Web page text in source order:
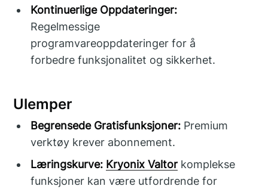
Kontinuerlige Oppdateringer:
Regelmessige
programvareoppdateringer for å
forbedre funksjonalitet og sikkerhet.
Ulemper
Begrensede Gratisfunksjoner: Premium
verktøy krever abonnement.
Læringskurve: Kryonix Valtor komplekse
funksjoner kan være utfordrende for